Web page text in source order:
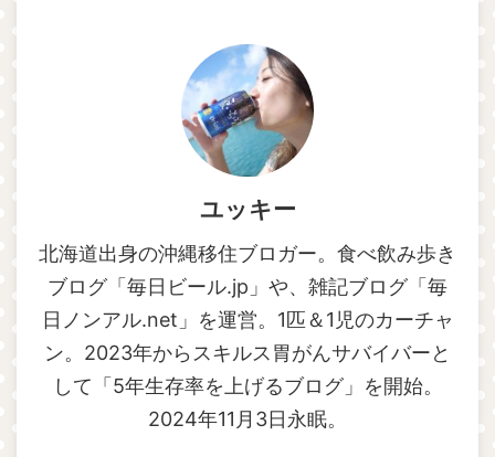
ユッキー
北海道出身の沖縄移住ブロガー。食べ飲み歩き
ブログ「毎日ビール.jp」や、雑記ブログ「毎
日ノンアル.net」を運営。1匹＆1児のカーチャ
ン。2023年からスキルス胃がんサバイバーと
して「5年生存率を上げるブログ」を開始。
2024年11月3日永眠。